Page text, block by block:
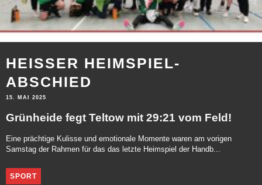
HEISSER HEIMSPIEL-A
BSCHIED
15. MAI 2025
Grünheide fegt Teltow mit 29:21 vom Feld!
Eine prächtige Kulisse und emotionale Momente waren am vorigen
Samstag der Rahmen für das das letzte Heimspiel der Handb...
SPORT